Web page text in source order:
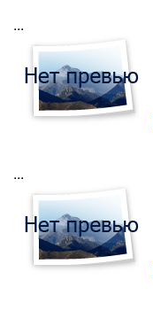
...
...